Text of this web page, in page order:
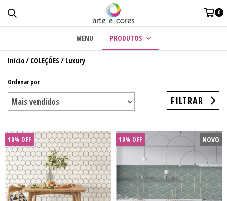
0
MENU PRODUTOS
Início/ COLEÇÕES / Luxury
Ordenar por
FILTRAR
10% OFF 10% OFF NOVO